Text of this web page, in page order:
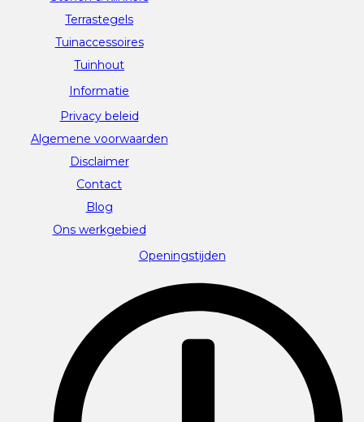
Terrastegels
Tuinaccessoires
Tuinhout
Informatie
Privacy beleid
Algemene voorwaarden
Disclaimer
Contact
Blog
Ons werkgebied
Openingstijden